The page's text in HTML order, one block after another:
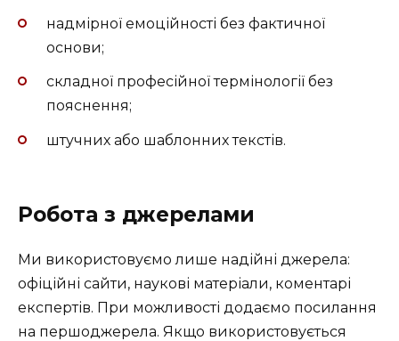
надмірної емоційності без фактичної
основи;
складної професійної термінології без
пояснення;
штучних або шаблонних текстів.
Робота з джерелами
Ми використовуємо лише надійні джерела:
офіційні сайти, наукові матеріали, коментарі
експертів. При можливості додаємо посилання
на першоджерела. Якщо використовується